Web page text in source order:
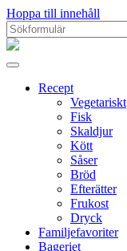
Hoppa till innehåll
Sök
efter:Proppmätt
Recept
Vegetariskt
Fisk
Skaldjur
Kött
Såser
Bröd
Efterätter
Frukost
Dryck
Familjefavoriter
Bageriet